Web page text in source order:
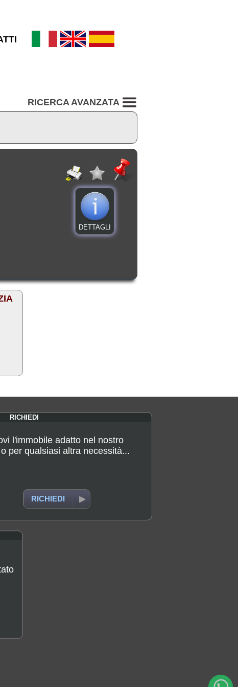
RICERCA AVANZATA
DETTAGLI
RICHIEDI
l'immobile adatto nel nostro
per qualsiasi altra necessità...
RICHIEDI